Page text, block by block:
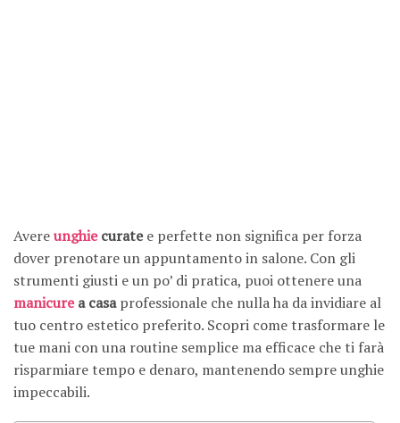
Avereunghiecuratee perfette non significa per forza
dover prenotare un appuntamento in salone. Con gli
strumenti giusti e un po’ di pratica, puoi ottenere una
manicurea casaprofessionale che nulla ha da invidiare al
tuo centro estetico preferito. Scopri come trasformare le
tue mani con una routine semplice ma efficace che ti farà
risparmiare tempo e denaro, mantenendo sempre unghie
impeccabili.